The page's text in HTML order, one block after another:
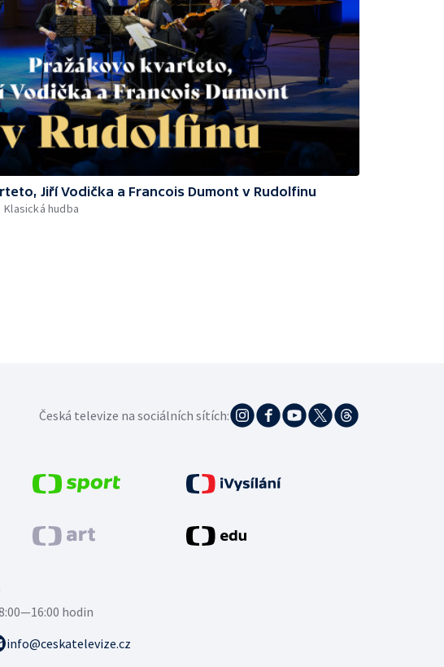
Jiří Vodička a Francois Dumont v Rudolfinu
Klasická hudba
hodin
info@ceskatelevize.cz
Česká televize na sociálních sítích: